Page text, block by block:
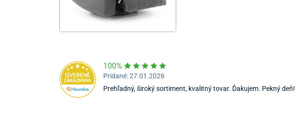
100%
Pridané: 27.01.2026
Prehľadný, široký sortiment, kvalitný tovar. Ďakujem. Pekný deň!